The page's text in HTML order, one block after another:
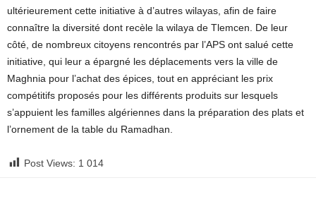
ultérieurement cette initiative à d’autres wilayas, afin de faire
connaître la diversité dont recèle la wilaya de Tlemcen. De leur
côté, de nombreux citoyens rencontrés par l’APS ont salué cette
initiative, qui leur a épargné les déplacements vers la ville de
Maghnia pour l’achat des épices, tout en appréciant les prix
compétitifs proposés pour les différents produits sur lesquels
s’appuient les familles algériennes dans la préparation des plats et
l’ornement de la table du Ramadhan.
Post Views: 1 014